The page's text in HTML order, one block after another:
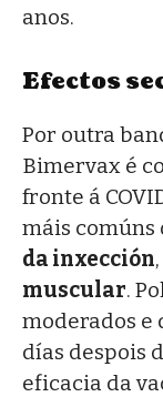
anos.
Efectos
Por outra
Bimervax é
fronte á
máis comúns
da inxección,
muscular.
moderados e
días despois
eficacia da